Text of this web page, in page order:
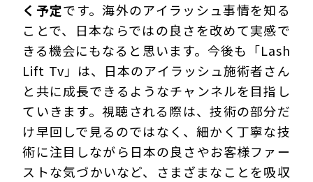
く予定です。海外のアイラッシュ事情を知る
ことで、日本ならではの良さを改めて実感で
きる機会にもなると思います。今後も「Lash
Lift Tv」は、日本のアイラッシュ施術者さん
と共に成長できるようなチャンネルを目指し
ていきます。視聴される際は、技術の部分だ
け早回しで見るのではなく、細かく丁寧な技
術に注目しながら日本の良さやお客様ファー
ストな気づかいなど、さまざまなことを吸収